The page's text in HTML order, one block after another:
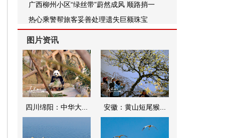
广西柳州小区“绿丝带”蔚然成风 顺路捎一
热心乘警帮旅客妥善处理遗失巨额珠宝
图片资讯
四川绵阳：中华大... 安徽：黄山短尾猴...